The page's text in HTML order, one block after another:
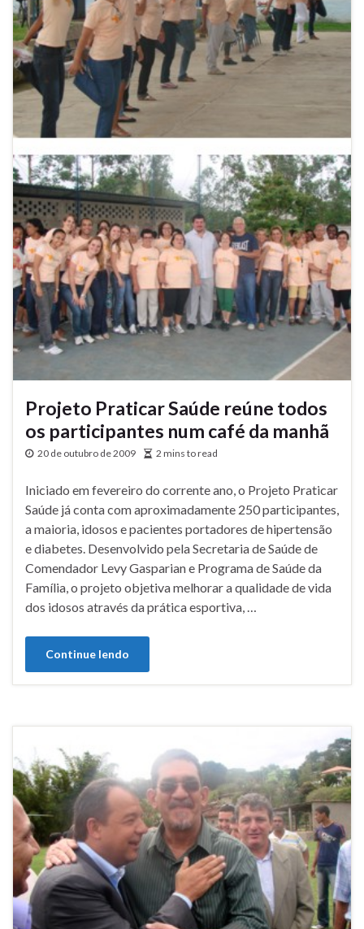
Projeto Praticar Saúde reúne todos
os participantes num café da manhã
20 de outubro de 2009 2 mins to read
Iniciado em fevereiro do corrente ano, o Projeto Praticar
Saúde já conta com aproximadamente 250 participantes,
a maioria, idosos e pacientes portadores de hipertensão
e diabetes. Desenvolvido pela Secretaria de Saúde de
Comendador Levy Gasparian e Programa de Saúde da
Família, o projeto objetiva melhorar a qualidade de vida
dos idosos através da prática esportiva, …
Continue lendo